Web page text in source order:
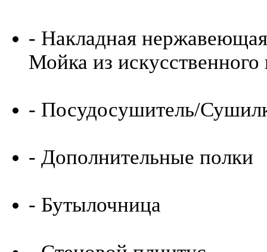
- Накладная
Мойка из искусственного
- Посудосушитель/
- Дополнительные полки
- Бутылочница